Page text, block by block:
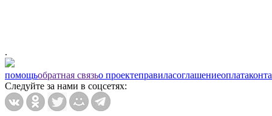
.
помощьобратная связьо проектеправиласоглашениеоплата
Следуйте за нами в соцсетях: